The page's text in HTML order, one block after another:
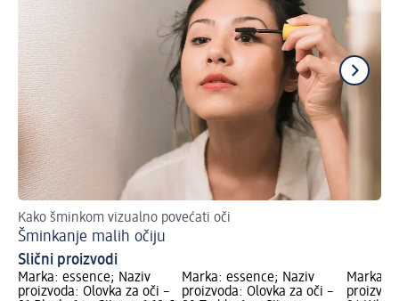
Kako šminkom vizualno povećati oči
Šminkanje malih očiju
Slični proizvodi
Marka: essence; Naziv
proizvoda: Olovka za oči –
Marka: essence; Naziv
proizvoda: Olovka za oči –
Marka: